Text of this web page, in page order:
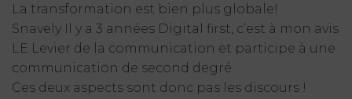
La transformation est bien plus globale!
Snavely Il y a 3 années Digital first, c’est à mon avis
LE Levier de la communication et participe à une
communication de second degré.
Ces deux aspects sont donc pas les discours !